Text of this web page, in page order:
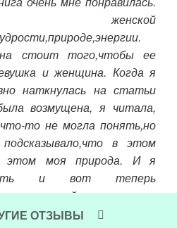
женской
стоит того,чтобы ее
и женщина. Когда я
наткнулась на статьи
возмущена, я читала,
то не могла понять,но
в этом
этом моя природа. И я
и вот теперь
в этой книге,в ее
для меня в знание,в
ОТЗЫВЫ